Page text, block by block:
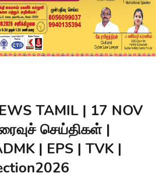
TAMIL | 17 NOV
செய்திகள் |
| EPS | TVK |